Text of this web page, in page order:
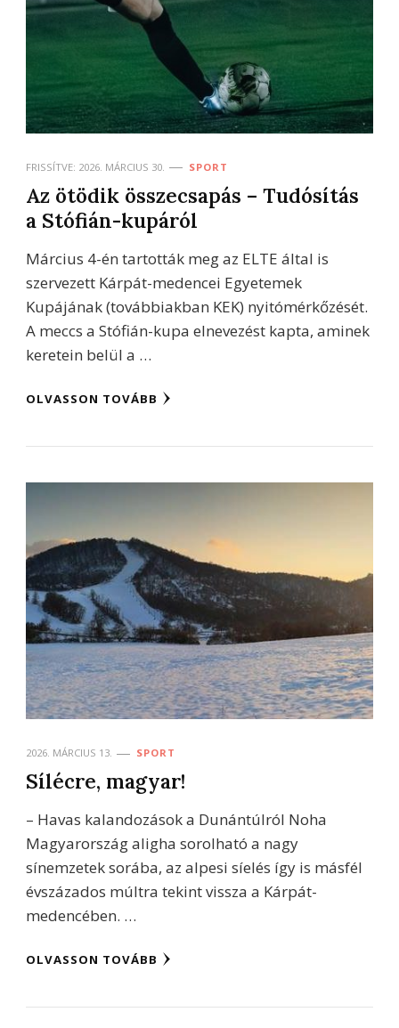
FRISSÍTVE: 2026. MÁRCIUS 30. SPORT
Az ötödik összecsapás – Tudósítás
a Stófián-kupáról
Március 4-én tartották meg az ELTE által is
szervezett Kárpát-medencei Egyetemek
Kupájának (továbbiakban KEK) nyitómérkőzését.
A meccs a Stófián-kupa elnevezést kapta, aminek
keretein belül a …
OLVASSON TOVÁBB
2026. MÁRCIUS 13. SPORT
Sílécre, magyar!
– Havas kalandozások a Dunántúlról Noha
Magyarország aligha sorolható a nagy
sínemzetek sorába, az alpesi síelés így is másfél
évszázados múltra tekint vissza a Kárpát-
medencében. …
OLVASSON TOVÁBB